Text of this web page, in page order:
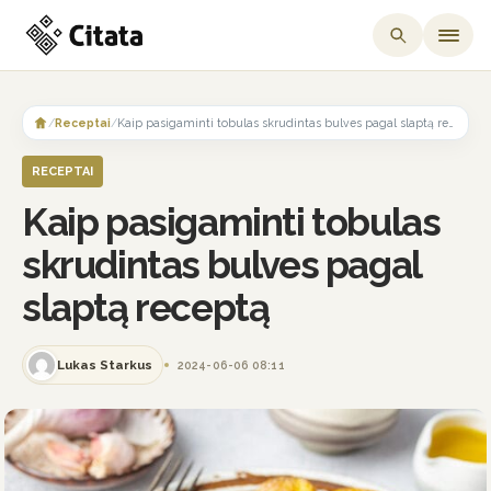
content
/Receptai/
RECEPTAI
Kaip pasigaminti tobulas
skrudintas bulves pagal
slaptą receptą
Lukas Starkus 2024-06-06 08:11